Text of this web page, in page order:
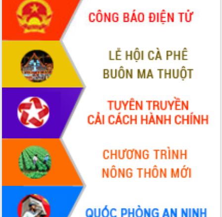
Hội thảo khoa học “Giải pháp thúc đẩy
phát triển nền kinh tế xanh tại tỉnh
Đắk Lắk”
Tăng cường giám sát, đôn đốc thực
hiện nhiệm vụ quản lý tài sản công
hàng tuần
Tháo gỡ những vướng mắc, đẩy mạnh
công tác cải cách thủ tục hành chính
tại Trung tâm Phục vụ hành chính
công tỉnh
Đắk Lắk: Tôn vinh 46 giải pháp tại Hội
thi Sáng tạo Kỹ thuật 2024 - 2025
Đắk Lắk rà soát, điều chỉnh Đề án 190
về phát triển nuôi trồng thủy sản
Phó Chủ tịch UBND tỉnh Đắk Lắk
Trương Công Thái kiểm tra thực địa
Dự án cao tốc Khánh Hòa - Buôn Ma
Định vị cà phê Việt Nam như một “di
sản sống” trong dòng chảy toàn cầu